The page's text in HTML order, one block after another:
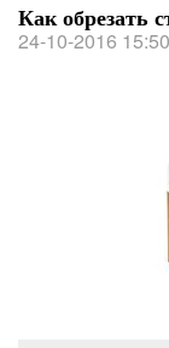
Как обрезать
24-10-2016 15:50